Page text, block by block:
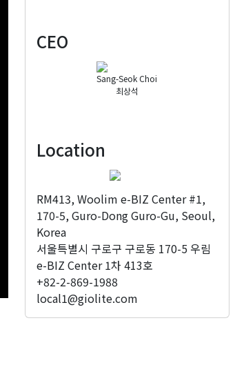
CEO
Sang-Seok Choi
최상석
Location
RM413, Woolim e-BIZ Center #1,
170-5, Guro-Dong Guro-Gu, Seoul,
Korea
서울특별시 구로구 구로동 170-5 우림
e-BIZ Center 1차 413호
+82-2-869-1988
local1@giolite.com